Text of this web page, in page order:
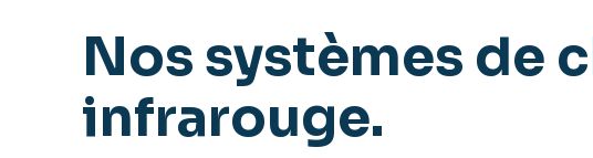
Nos systèmes de
infrarouge.